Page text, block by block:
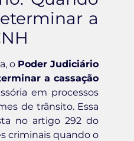
a
o Poder Judiciário
a cassação
em processos
de trânsito. Essa
no artigo 292 do
criminais quando o